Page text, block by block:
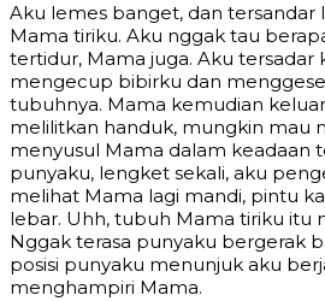
Aku lemes banget, dan tersandar
Mama tiriku. Aku nggak tau
tertidur, Mama juga. Aku tersadar
mengecup bibirku dan
tubuhnya. Mama kemudian
melilitkan handuk, mungkin mau
menyusul Mama dalam keadaan
punyaku, lengket sekali, aku
melihat Mama lagi mandi, pintu
lebar. Uhh, tubuh Mama tiriku itu
Nggak terasa punyaku bergerak
posisi punyaku menunjuk aku
menghampiri Mama.